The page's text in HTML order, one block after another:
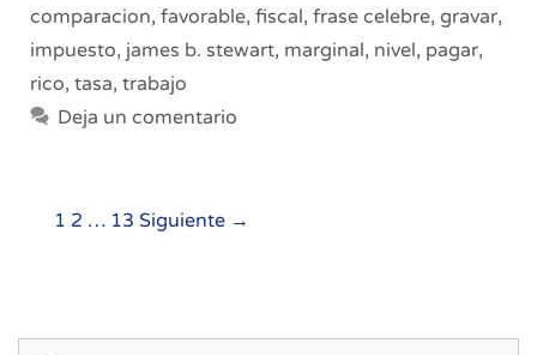
comparacion, favorable, fiscal, frase celebre, gravar,
impuesto, james b. stewart, marginal, nivel, pagar,
rico, tasa, trabajo
Deja un comentario
Navegación
1 2 … 13 Siguiente →